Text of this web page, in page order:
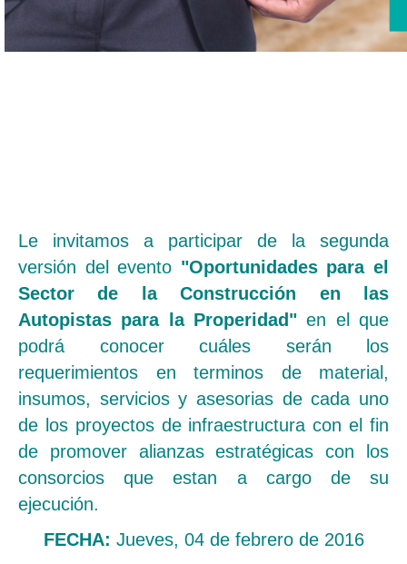
Le invitamos a participar de la segunda
versión del evento "Oportunidades para el
Sector de la Construcción en las
Autopistas para la Properidad"en el que
podrá conocer cuáles serán los
requerimientos en terminos de material,
insumos, servicios y asesorias de cada uno
de los proyectos de infraestructura con el fin
de promover alianzas estratégicas con los
consorcios que estan a cargo de su
ejecución.
FECHA: Jueves, 04 de febrero de 2016